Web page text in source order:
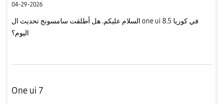
04-29-2026
السلام عليكم. هل أطلقت سامسونج تحديث ال one ui 8.5 في كوريا
اليوم؟
One ui 7